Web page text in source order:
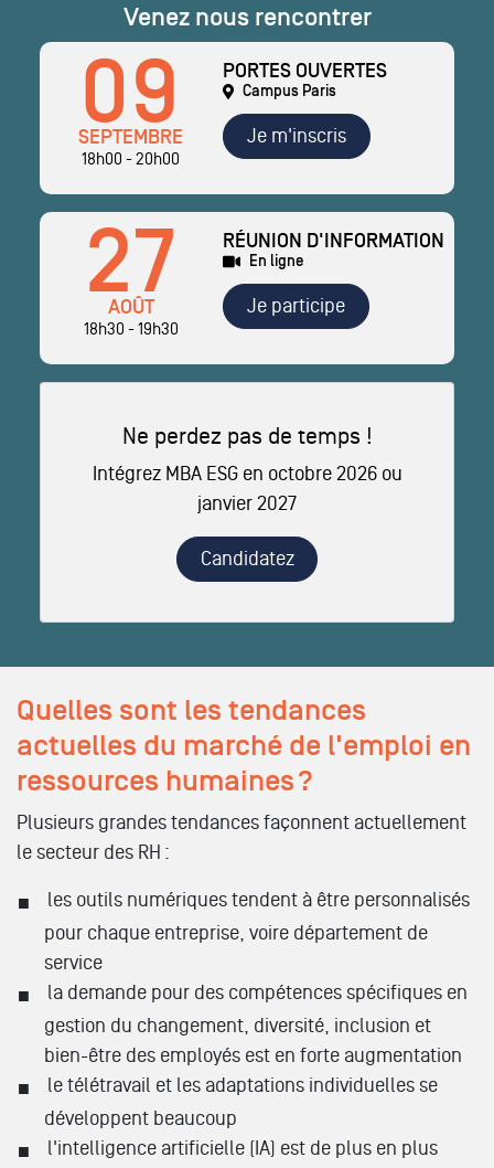
Venez nous rencontrer
09
SEPTEMBRE
18h00 - 20h00
PORTES OUVERTES
Campus Paris
Je m'inscris
27
AOÛT
18h30 - 19h30
RÉUNION D'INFORMATION
En ligne
Je participe
Ne perdez pas de temps !
Intégrez MBA ESG en octobre 2026 ou
janvier 2027
Candidatez
Quelles sont les tendances
actuelles du marché de l'emploi en
ressources humaines ?
Plusieurs grandes tendances façonnent actuellement
le secteur des RH :
les outils numériques tendent à être personnalisés
pour chaque entreprise, voire département de
service
la demande pour des compétences spécifiques en
gestion du changement, diversité, inclusion et
bien-être des employés est en forte augmentation
le télétravail et les adaptations individuelles se
développent beaucoup
l'intelligence artificielle (IA) est de plus en plus